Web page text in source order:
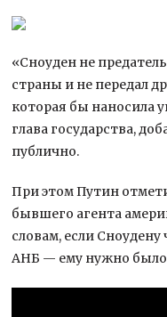
«Сноуден не
страны и не передал
которая бы наносила
глава государства,
публично.
При этом Путин
бывшего агента
словам, если
АНБ — ему нужно было